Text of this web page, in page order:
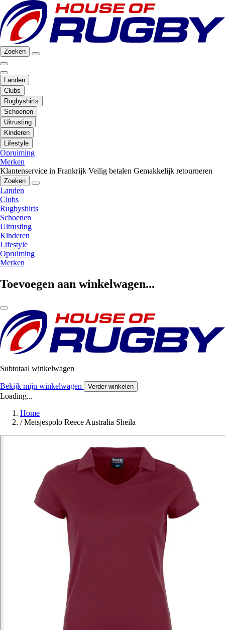
Zoeken
Landen
Clubs
Rugbyshirts
Schoenen
Uitrusting
Kinderen
Lifestyle
Opruiming
Merken
Klantenservice in Frankrijk Veilig betalen Gemakkelijk retourneren
Zoeken
Landen
Clubs
Rugbyshirts
Schoenen
Uitrusting
Kinderen
Lifestyle
Opruiming
Merken
Toevoegen aan winkelwagen...
Subtotaal winkelwagen
Bekijk mijn winkelwagen Verder winkelen
Loading...
Home
/ Meisjespolo Reece Australia Sheila